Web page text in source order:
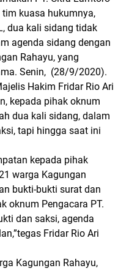
tim kuasa hukumnya,
dua kali sidang tidak
agenda sidang dengan
Rahayu, yang
Senin, (28/9/2020).
Hakim Fridar Rio Ari
kepada pihak oknum
dua kali sidang, dalam
tapi hingga saat ini
kepada pihak
warga Kagungan
bukti-bukti surat dan
oknum Pengacara PT.
dan saksi, agenda
Fridar Rio Ari
Kagungan Rahayu,